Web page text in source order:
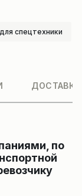
спецтехники
по